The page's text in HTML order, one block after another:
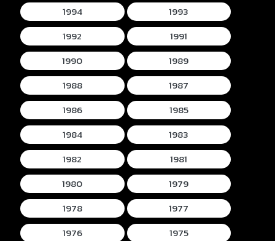
1994
1993
1992
1991
1990
1989
1988
1987
1986
1985
1984
1983
1982
1981
1980
1979
1978
1977
1976
1975